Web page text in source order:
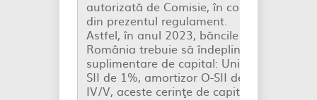
autorizată de Comisie, în conformitate
din prezentul regulament.
Astfel, în anul 2023, băncile mamă care
România trebuie să îndeplinească
suplimentare de capital: UniCredit SpA
SII de 1%, amortizor O-SII de 1%
IV/V, aceste cerinţe de capital nu se